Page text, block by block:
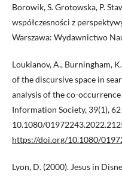
Borowik, S. Grotowska, P.
współczesności z
Warszawa: Wydawnictwo
Loukianov, A., Burningham,
of the discursive space in
analysis of the co-
Information Society, 39(1),
10.1080/
https://doi.org/10.1080/
Lyon, D. (2000). Jesus in